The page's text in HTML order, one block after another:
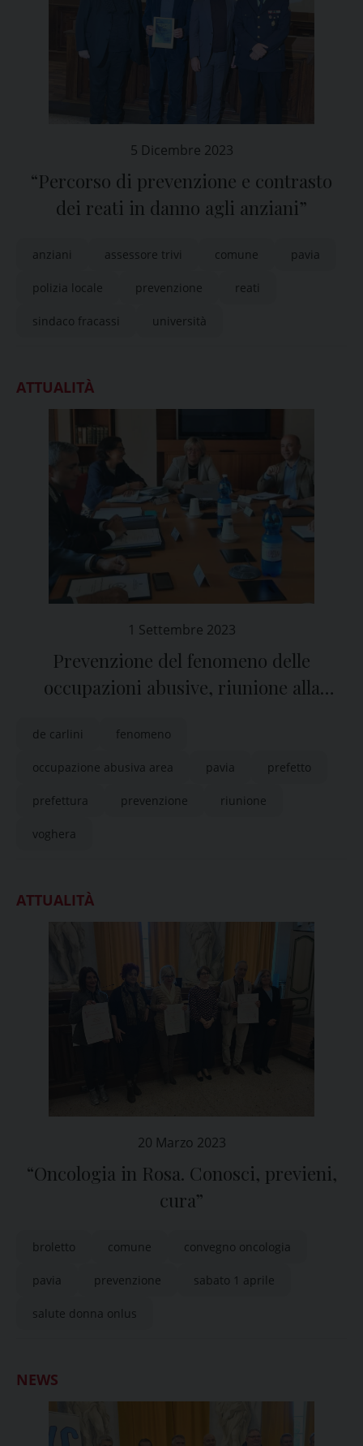
5 Dicembre 2023
“Percorso di prevenzione e contrasto
dei reati in danno agli anziani”
anziani assessore trivi comune pavia
polizia locale prevenzione reati
sindaco fracassi università
ATTUALITÀ
1 Settembre 2023
Prevenzione del fenomeno delle
occupazioni abusive, riunione alla
de carlini fenomeno
occupazione abusiva area pavia prefetto
prefettura prevenzione riunione
voghera
ATTUALITÀ
20 Marzo 2023
“Oncologia in Rosa. Conosci, previeni,
cura”
broletto comune convegno oncologia
pavia prevenzione sabato 1 aprile
salute donna onlus
NEWS